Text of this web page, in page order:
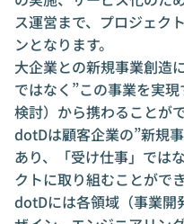
ス運営まで、プロジェク
ンとなります。
大企業との新規事業創造
ではなく”この事業を実
検討）から携わることがで
dotDは顧客企業の”新規
あり、「受け仕事」では
クトに取り組むことができ
dotDには各領域（事業開